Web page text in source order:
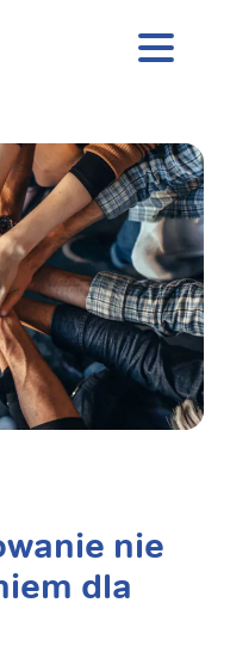
nie
dla